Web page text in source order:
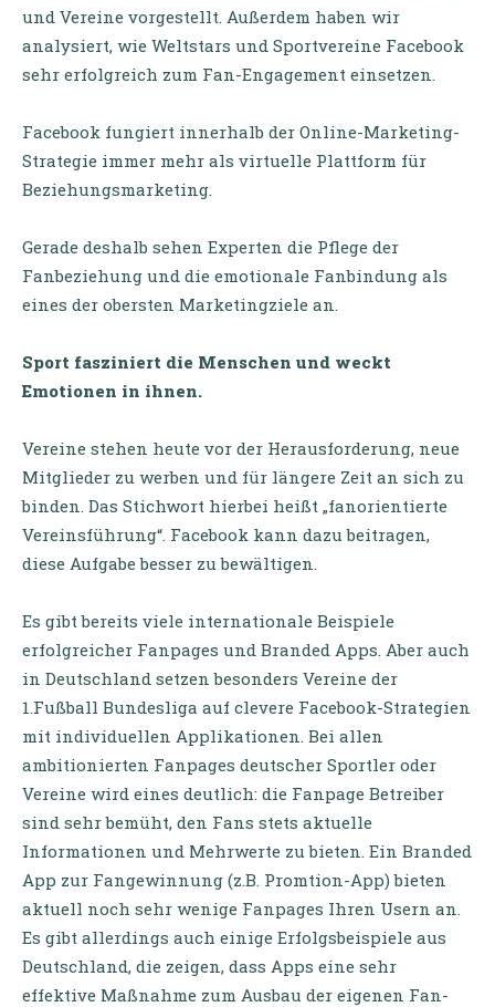
und Vereine vorgestellt. Außerdem haben wir
analysiert, wie Weltstars und Sportvereine Facebook
sehr erfolgreich zum Fan-Engagement einsetzen.
Facebook fungiert innerhalb der Online-Marketing-
Strategie immer mehr als virtuelle Plattform für
Beziehungsmarketing.
Gerade deshalb sehen Experten die Pflege der
Fanbeziehung und die emotionale Fanbindung als
eines der obersten Marketingziele an.
Sport fasziniert die Menschen und weckt
Emotionen in ihnen.
Vereine stehen heute vor der Herausforderung, neue
Mitglieder zu werben und für längere Zeit an sich zu
binden. Das Stichwort hierbei heißt „fanorientierte
Vereinsführung“. Facebook kann dazu beitragen,
diese Aufgabe besser zu bewältigen.
Es gibt bereits viele internationale Beispiele
erfolgreicher Fanpages und Branded Apps. Aber auch
in Deutschland setzen besonders Vereine der
1.Fußball Bundesliga auf clevere Facebook-Strategien
mit individuellen Applikationen. Bei allen
ambitionierten Fanpages deutscher Sportler oder
Vereine wird eines deutlich: die Fanpage Betreiber
sind sehr bemüht, den Fans stets aktuelle
Informationen und Mehrwerte zu bieten. Ein Branded
App zur Fangewinnung (z.B. Promtion-App) bieten
aktuell noch sehr wenige Fanpages Ihren Usern an.
Es gibt allerdings auch einige Erfolgsbeispiele aus
Deutschland, die zeigen, dass Apps eine sehr
effektive Maßnahme zum Ausbau der eigenen Fan-